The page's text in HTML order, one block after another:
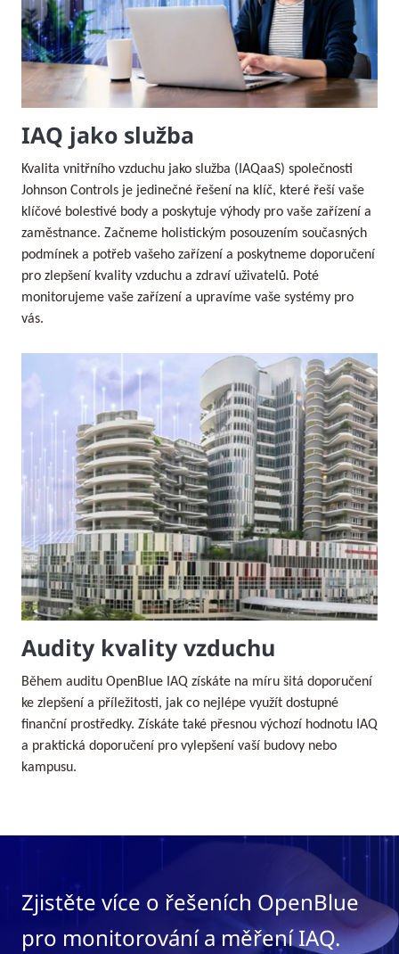
IAQ jako služba
Kvalita vnitřního vzduchu jako služba (IAQaaS) společnosti
Johnson Controls je jedinečné řešení na klíč, které řeší vaše
klíčové bolestivé body a poskytuje výhody pro vaše zařízení a
zaměstnance. Začneme holistickým posouzením současných
podmínek a potřeb vašeho zařízení a poskytneme doporučení
pro zlepšení kvality vzduchu a zdraví uživatelů. Poté
monitorujeme vaše zařízení a upravíme vaše systémy pro
vás.
Audity kvality vzduchu
Během auditu OpenBlue IAQ získáte na míru šitá doporučení
ke zlepšení a příležitosti, jak co nejlépe využít dostupné
finanční prostředky. Získáte také přesnou výchozí hodnotu IAQ
a praktická doporučení pro vylepšení vaší budovy nebo
kampusu.
Zjistěte více o řešeních OpenBlue
pro monitorování a měření IAQ.